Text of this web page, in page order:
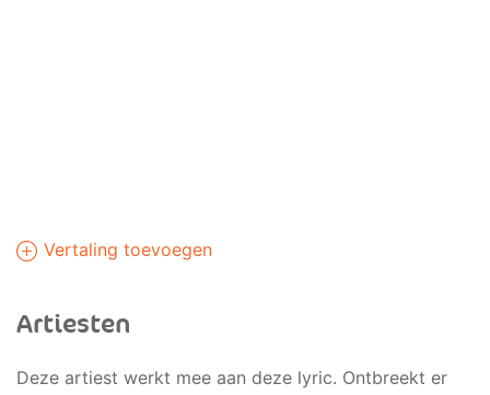
Vertaling toevoegen
Artiesten
Deze artiest werkt mee aan deze lyric. Ontbreekt er